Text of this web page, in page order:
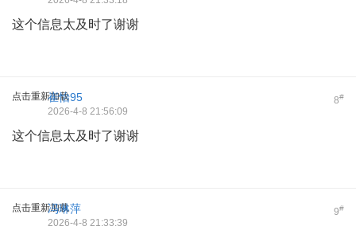
这个信息太及时了谢谢
点击重新加载 8#
崔怡95
2026-4-8 21:56:09
这个信息太及时了谢谢
点击重新加载 9#
冯琳萍
2026-4-8 21:33:39